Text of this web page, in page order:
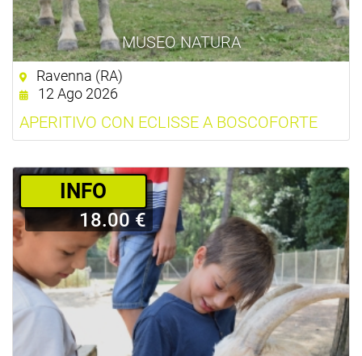
MUSEO NATURA
Ravenna (RA)
12 Ago 2026
APERITIVO CON ECLISSE A BOSCOFORTE
­INFO
18.00 €